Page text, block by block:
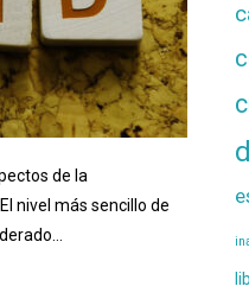
de la
nivel más sencillo de